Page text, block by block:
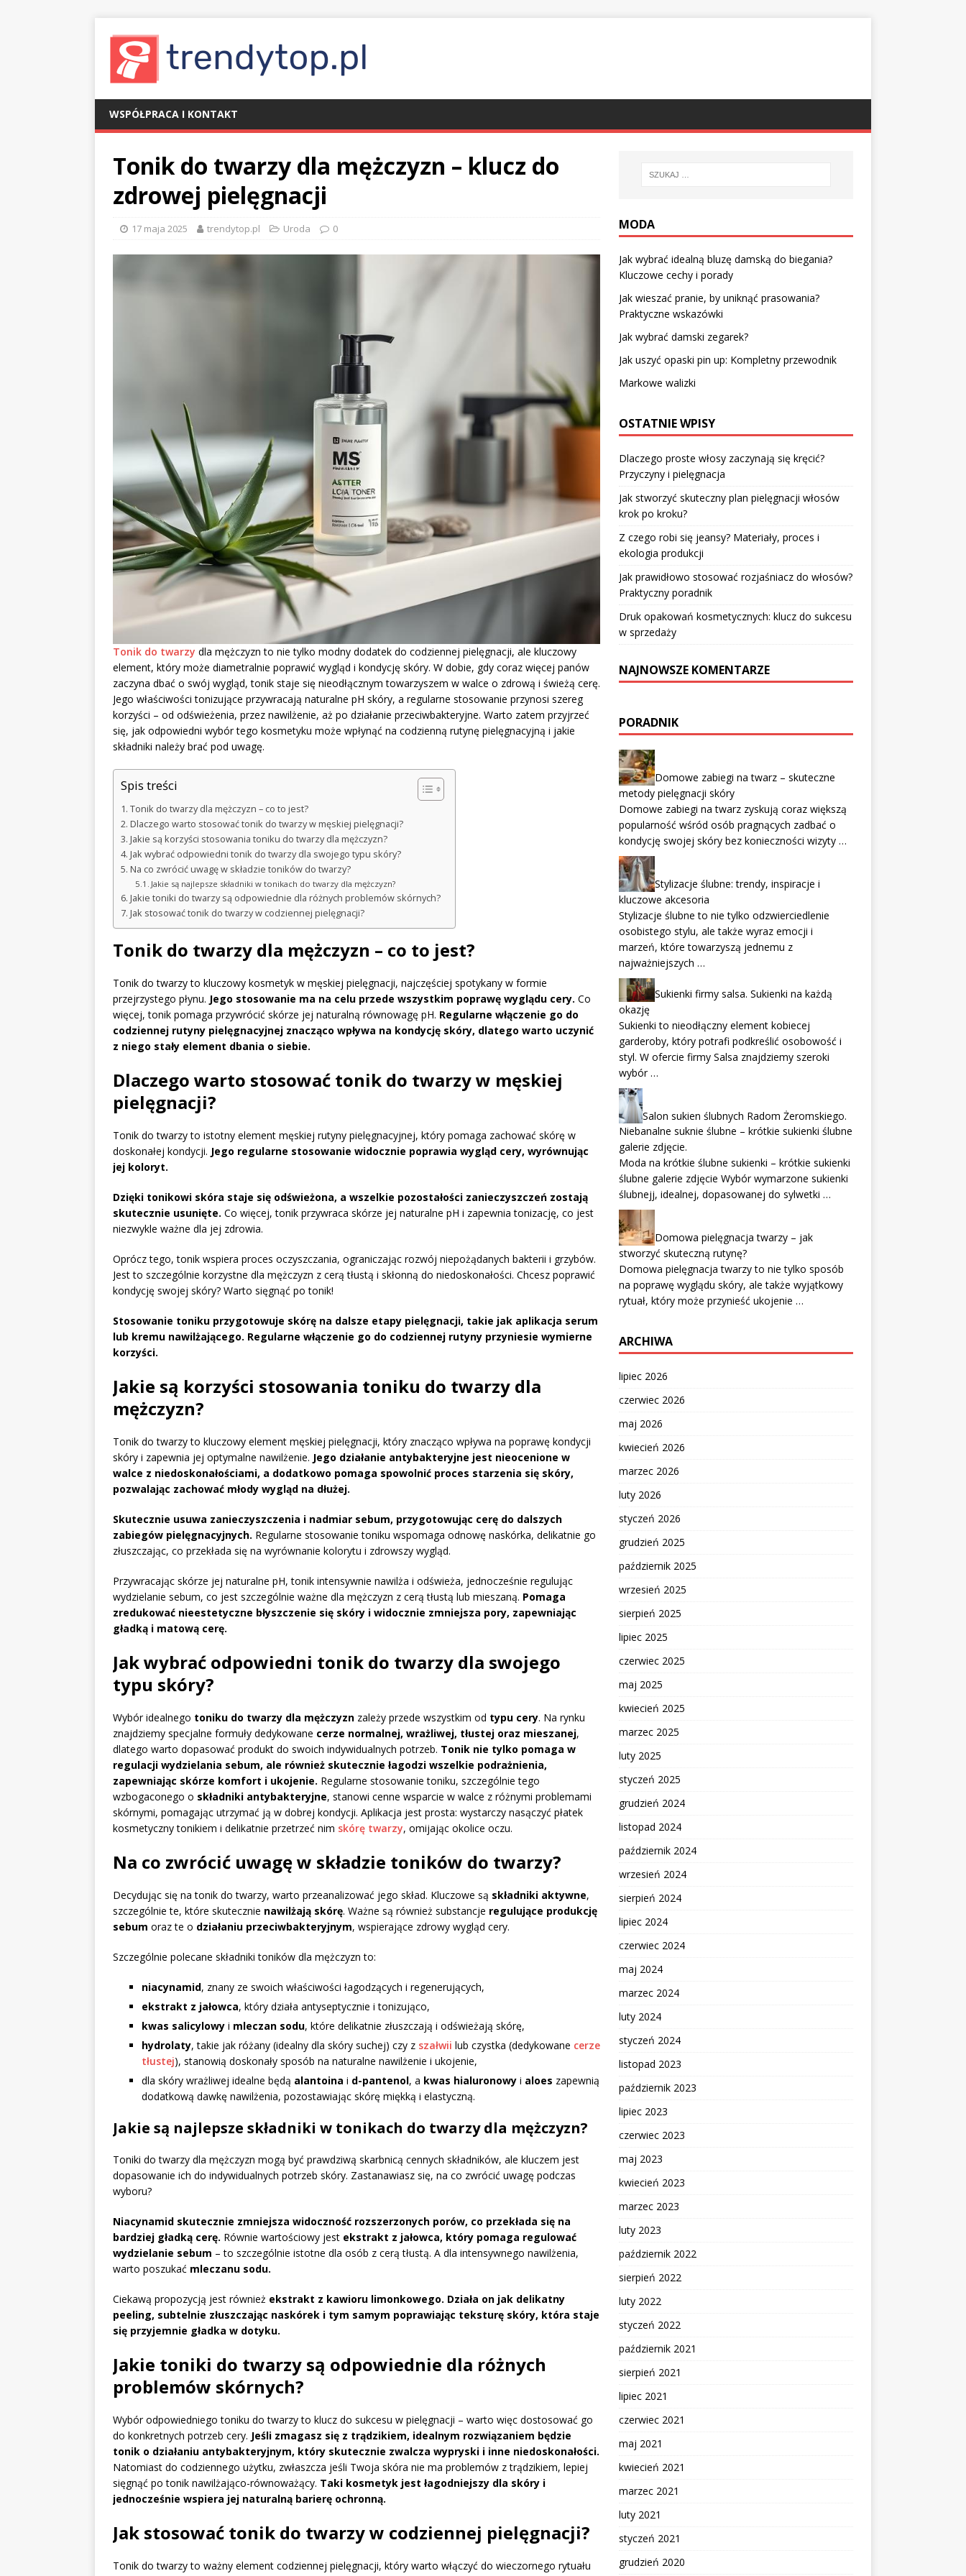
WSPÓŁPRACA I KONTAKT
Tonik do twarzy dla mężczyzn – klucz do
zdrowej pielęgnacji
17 maja 2025 trendytop.pl Uroda 0
Tonik do twarzy dla mężczyzn to nie tylko modny dodatek do codziennej pielęgnacji, ale kluczowy
element, który może diametralnie poprawić wygląd i kondycję skóry. W dobie, gdy coraz więcej panów
zaczyna dbać o swój wygląd, tonik staje się nieodłącznym towarzyszem w walce o zdrową i świeżą cerę.
Jego właściwości tonizujące przywracają naturalne pH skóry, a regularne stosowanie przynosi szereg
korzyści – od odświeżenia, przez nawilżenie, aż po działanie przeciwbakteryjne. Warto zatem przyjrzeć
się, jak odpowiedni wybór tego kosmetyku może wpłynąć na codzienną rutynę pielęgnacyjną i jakie
składniki należy brać pod uwagę.
Spis treści
Tonik do twarzy dla mężczyzn – co to jest?
Dlaczego warto stosować tonik do twarzy w męskiej pielęgnacji?
Jakie są korzyści stosowania toniku do twarzy dla mężczyzn?
Jak wybrać odpowiedni tonik do twarzy dla swojego typu skóry?
Na co zwrócić uwagę w składzie toników do twarzy?
Jakie są najlepsze składniki w tonikach do twarzy dla mężczyzn?
Jakie toniki do twarzy są odpowiednie dla różnych problemów skórnych?
Jak stosować tonik do twarzy w codziennej pielęgnacji?
Tonik do twarzy dla mężczyzn – co to jest?
Tonik do twarzy to kluczowy kosmetyk w męskiej pielęgnacji, najczęściej spotykany w formie
przejrzystego płynu. Jego stosowanie ma na celu przede wszystkim poprawę wyglądu cery. Co
więcej, tonik pomaga przywrócić skórze jej naturalną równowagę pH. Regularne włączenie go do
codziennej rutyny pielęgnacyjnej znacząco wpływa na kondycję skóry, dlatego warto uczynić
z niego stały element dbania o siebie.
Dlaczego warto stosować tonik do twarzy w męskiej
pielęgnacji?
Tonik do twarzy to istotny element męskiej rutyny pielęgnacyjnej, który pomaga zachować skórę w
doskonałej kondycji. Jego regularne stosowanie widocznie poprawia wygląd cery, wyrównując
jej koloryt.
Dzięki tonikowi skóra staje się odświeżona, a wszelkie pozostałości zanieczyszczeń zostają
skutecznie usunięte. Co więcej, tonik przywraca skórze jej naturalne pH i zapewnia tonizację, co jest
niezwykle ważne dla jej zdrowia.
Oprócz tego, tonik wspiera proces oczyszczania, ograniczając rozwój niepożądanych bakterii i grzybów.
Jest to szczególnie korzystne dla mężczyzn z cerą tłustą i skłonną do niedoskonałości. Chcesz poprawić
kondycję swojej skóry? Warto sięgnąć po tonik!
Stosowanie toniku przygotowuje skórę na dalsze etapy pielęgnacji, takie jak aplikacja serum
lub kremu nawilżającego. Regularne włączenie go do codziennej rutyny przyniesie wymierne
korzyści.
Jakie są korzyści stosowania toniku do twarzy dla
mężczyzn?
Tonik do twarzy to kluczowy element męskiej pielęgnacji, który znacząco wpływa na poprawę kondycji
skóry i zapewnia jej optymalne nawilżenie. Jego działanie antybakteryjne jest nieocenione w
walce z niedoskonałościami, a dodatkowo pomaga spowolnić proces starzenia się skóry,
pozwalając zachować młody wygląd na dłużej.
Skutecznie usuwa zanieczyszczenia i nadmiar sebum, przygotowując cerę do dalszych
zabiegów pielęgnacyjnych. Regularne stosowanie toniku wspomaga odnowę naskórka, delikatnie go
złuszczając, co przekłada się na wyrównanie kolorytu i zdrowszy wygląd.
Przywracając skórze jej naturalne pH, tonik intensywnie nawilża i odświeża, jednocześnie regulując
wydzielanie sebum, co jest szczególnie ważne dla mężczyzn z cerą tłustą lub mieszaną. Pomaga
zredukować nieestetyczne błyszczenie się skóry i widocznie zmniejsza pory, zapewniając
gładką i matową cerę.
Jak wybrać odpowiedni tonik do twarzy dla swojego
typu skóry?
Wybór idealnego toniku do twarzy dla mężczyzn zależy przede wszystkim od typu cery. Na rynku
znajdziemy specjalne formuły dedykowane cerze normalnej, wrażliwej, tłustej oraz mieszanej,
dlatego warto dopasować produkt do swoich indywidualnych potrzeb. Tonik nie tylko pomaga w
regulacji wydzielania sebum, ale również skutecznie łagodzi wszelkie podrażnienia,
zapewniając skórze komfort i ukojenie. Regularne stosowanie toniku, szczególnie tego
wzbogaconego o składniki antybakteryjne, stanowi cenne wsparcie w walce z różnymi problemami
skórnymi, pomagając utrzymać ją w dobrej kondycji. Aplikacja jest prosta: wystarczy nasączyć płatek
kosmetyczny tonikiem i delikatnie przetrzeć nim skórę twarzy, omijając okolice oczu.
Na co zwrócić uwagę w składzie toników do twarzy?
Decydując się na tonik do twarzy, warto przeanalizować jego skład. Kluczowe są składniki aktywne,
szczególnie te, które skutecznie nawilżają skórę. Ważne są również substancje regulujące produkcję
sebum oraz te o działaniu przeciwbakteryjnym, wspierające zdrowy wygląd cery.
Szczególnie polecane składniki toników dla mężczyzn to:
niacynamid, znany ze swoich właściwości łagodzących i regenerujących,
ekstrakt z jałowca, który działa antyseptycznie i tonizująco,
kwas salicylowy i mleczan sodu, które delikatnie złuszczają i odświeżają skórę,
hydrolaty, takie jak różany (idealny dla skóry suchej) czy z szałwii lub czystka (dedykowane cerze
tłustej), stanowią doskonały sposób na naturalne nawilżenie i ukojenie,
dla skóry wrażliwej idealne będą alantoina i d-pantenol, a kwas hialuronowy i aloes zapewnią
dodatkową dawkę nawilżenia, pozostawiając skórę miękką i elastyczną.
Jakie są najlepsze składniki w tonikach do twarzy dla mężczyzn?
Toniki do twarzy dla mężczyzn mogą być prawdziwą skarbnicą cennych składników, ale kluczem jest
dopasowanie ich do indywidualnych potrzeb skóry. Zastanawiasz się, na co zwrócić uwagę podczas
wyboru?
Niacynamid skutecznie zmniejsza widoczność rozszerzonych porów, co przekłada się na
bardziej gładką cerę. Równie wartościowy jest ekstrakt z jałowca, który pomaga regulować
wydzielanie sebum – to szczególnie istotne dla osób z cerą tłustą. A dla intensywnego nawilżenia,
warto poszukać mleczanu sodu.
Ciekawą propozycją jest również ekstrakt z kawioru limonkowego. Działa on jak delikatny
peeling, subtelnie złuszczając naskórek i tym samym poprawiając teksturę skóry, która staje
się przyjemnie gładka w dotyku.
Jakie toniki do twarzy są odpowiednie dla różnych
problemów skórnych?
Wybór odpowiedniego toniku do twarzy to klucz do sukcesu w pielęgnacji – warto więc dostosować go
do konkretnych potrzeb cery. Jeśli zmagasz się z trądzikiem, idealnym rozwiązaniem będzie
tonik o działaniu antybakteryjnym, który skutecznie zwalcza wypryski i inne niedoskonałości.
Natomiast do codziennego użytku, zwłaszcza jeśli Twoja skóra nie ma problemów z trądzikiem, lepiej
sięgnąć po tonik nawilżająco-równoważący. Taki kosmetyk jest łagodniejszy dla skóry i
jednocześnie wspiera jej naturalną barierę ochronną.
Jak stosować tonik do twarzy w codziennej pielęgnacji?
Tonik do twarzy to ważny element codziennej pielęgnacji, który warto włączyć do wieczornego rytuału
MODA
Jak wybrać idealną bluzę damską do biegania?
Kluczowe cechy i porady
Jak wieszać pranie, by uniknąć prasowania?
Praktyczne wskazówki
Jak wybrać damski zegarek?
Jak uszyć opaski pin up: Kompletny przewodnik
Markowe walizki
OSTATNIE WPISY
Dlaczego proste włosy zaczynają się kręcić?
Przyczyny i pielęgnacja
Jak stworzyć skuteczny plan pielęgnacji włosów
krok po kroku?
Z czego robi się jeansy? Materiały, proces i
ekologia produkcji
Jak prawidłowo stosować rozjaśniacz do włosów?
Praktyczny poradnik
Druk opakowań kosmetycznych: klucz do sukcesu
w sprzedaży
NAJNOWSZE KOMENTARZE
PORADNIK
Domowe zabiegi na twarz – skuteczne
metody pielęgnacji skóry
Domowe zabiegi na twarz zyskują coraz większą
popularność wśród osób pragnących zadbać o
kondycję swojej skóry bez konieczności wizyty …
Stylizacje ślubne: trendy, inspiracje i
kluczowe akcesoria
Stylizacje ślubne to nie tylko odzwierciedlenie
osobistego stylu, ale także wyraz emocji i
marzeń, które towarzyszą jednemu z
najważniejszych …
Sukienki firmy salsa. Sukienki na każdą
okazję
Sukienki to nieodłączny element kobiecej
garderoby, który potrafi podkreślić osobowość i
styl. W ofercie firmy Salsa znajdziemy szeroki
wybór …
Salon sukien ślubnych Radom Żeromskiego.
Niebanalne suknie ślubne – krótkie sukienki ślubne
galerie zdjęcie.
Moda na krótkie ślubne sukienki – krótkie sukienki
ślubne galerie zdjęcie Wybór wymarzone sukienki
ślubnejj, idealnej, dopasowanej do sylwetki …
Domowa pielęgnacja twarzy – jak
stworzyć skuteczną rutynę?
Domowa pielęgnacja twarzy to nie tylko sposób
na poprawę wyglądu skóry, ale także wyjątkowy
rytuał, który może przynieść ukojenie …
ARCHIWA
lipiec 2026
czerwiec 2026
maj 2026
kwiecień 2026
marzec 2026
luty 2026
styczeń 2026
grudzień 2025
październik 2025
wrzesień 2025
sierpień 2025
lipiec 2025
czerwiec 2025
maj 2025
kwiecień 2025
marzec 2025
luty 2025
styczeń 2025
grudzień 2024
listopad 2024
październik 2024
wrzesień 2024
sierpień 2024
lipiec 2024
czerwiec 2024
maj 2024
marzec 2024
luty 2024
styczeń 2024
listopad 2023
październik 2023
lipiec 2023
czerwiec 2023
maj 2023
kwiecień 2023
marzec 2023
luty 2023
październik 2022
sierpień 2022
luty 2022
styczeń 2022
październik 2021
sierpień 2021
lipiec 2021
czerwiec 2021
maj 2021
kwiecień 2021
marzec 2021
luty 2021
styczeń 2021
grudzień 2020